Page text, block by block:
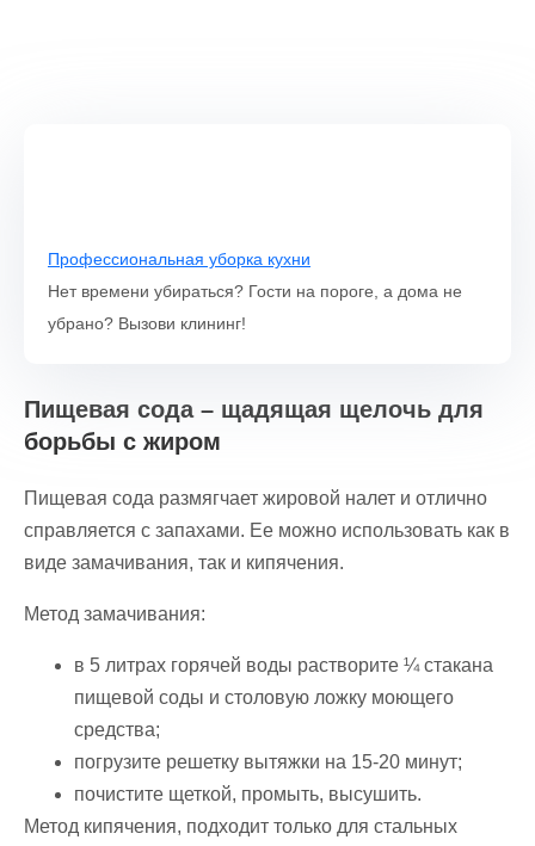
Профессиональная уборка кухни
Нет времени убираться? Гости на пороге, а дома не
убрано? Вызови клининг!
Пищевая сода – щадящая щелочь для
борьбы с жиром
Пищевая сода размягчает жировой налет и отлично
справляется с запахами. Ее можно использовать как в
виде замачивания, так и кипячения.
Метод замачивания:
в 5 литрах горячей воды растворите ¼ стакана
пищевой соды и столовую ложку моющего
средства;
погрузите решетку вытяжки на 15-20 минут;
почистите щеткой, промыть, высушить.
Метод кипячения, подходит только для стальных